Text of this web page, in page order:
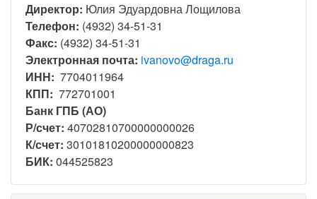
Директор: Юлия Эдуардовна Лощилова
Телефон: (4932) 34-51-31
Факс: (4932) 34-51-31
Электронная почта: ivanovo@draga.ru
ИНН: 7704011964
КПП: 772701001
Банк ГПБ (АО)
Р/счет: 40702810700000000026
К/счет: 30101810200000000823
БИК: 044525823